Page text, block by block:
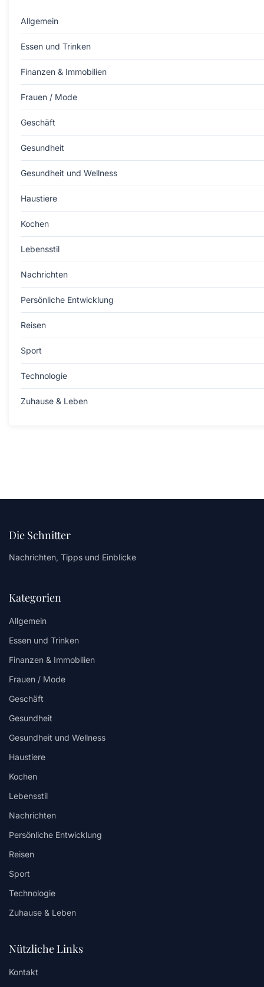
Allgemein
Essen und Trinken
Finanzen & Immobilien
Frauen / Mode
Geschäft
Gesundheit
Gesundheit und Wellness
Haustiere
Kochen
Lebensstil
Nachrichten
Persönliche Entwicklung
Reisen
Sport
Technologie
Zuhause & Leben
Die Schnitter
Nachrichten, Tipps und Einblicke
Kategorien
Allgemein
Essen und Trinken
Finanzen & Immobilien
Frauen / Mode
Geschäft
Gesundheit
Gesundheit und Wellness
Haustiere
Kochen
Lebensstil
Nachrichten
Persönliche Entwicklung
Reisen
Sport
Technologie
Zuhause & Leben
Nützliche Links
Kontakt